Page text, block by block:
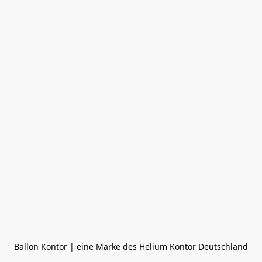
Ballon Kontor | eine Marke des Helium Kontor Deutschland